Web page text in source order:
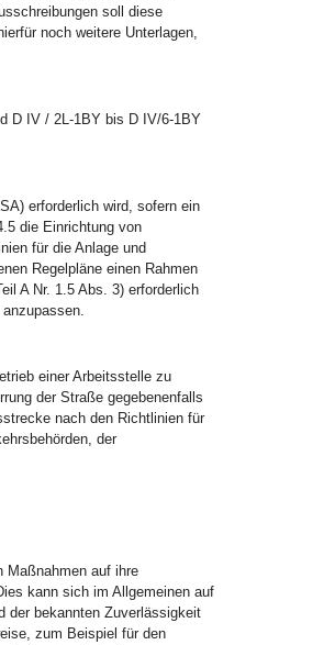
soll diese
noch weitere Unterlagen,
D IV / 2L-1BY bis D IV/6-1BY
erforderlich wird, sofern ein
die Einrichtung von
für die Anlage und
Regelpläne einen Rahmen
A Nr. 1.5 Abs. 3) erforderlich
einer Arbeitsstelle zu
der Straße gegebenenfalls
nach den Richtlinien für
der
Maßnahmen auf ihre
kann sich im Allgemeinen auf
der bekannten Zuverlässigkeit
zum Beispiel für den